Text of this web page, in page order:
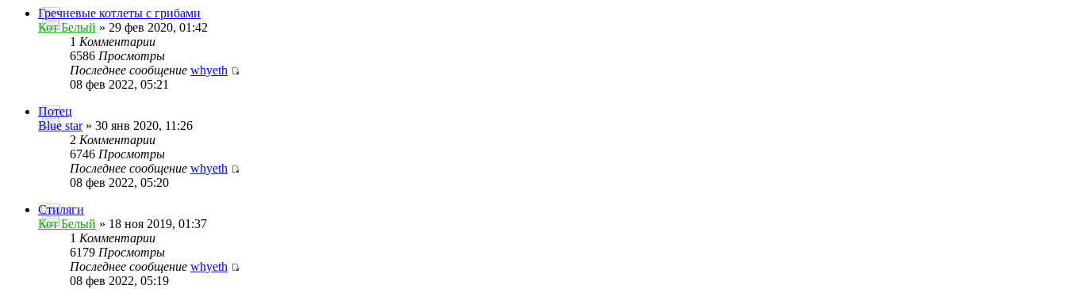
Гречневые котлеты с грибами
Кот Белый » 29 фев 2020, 01:42
1 Комментарии
6586 Просмотры
Последнее сообщение whyeth
08 фев 2022, 05:21
Потец
Blue star» 30 янв 2020, 11:26
2 Комментарии
6746 Просмотры
Последнее сообщение whyeth
08 фев 2022, 05:20
Стиляги
Кот Белый » 18 ноя 2019, 01:37
1 Комментарии
6179 Просмотры
Последнее сообщение whyeth
08 фев 2022, 05:19